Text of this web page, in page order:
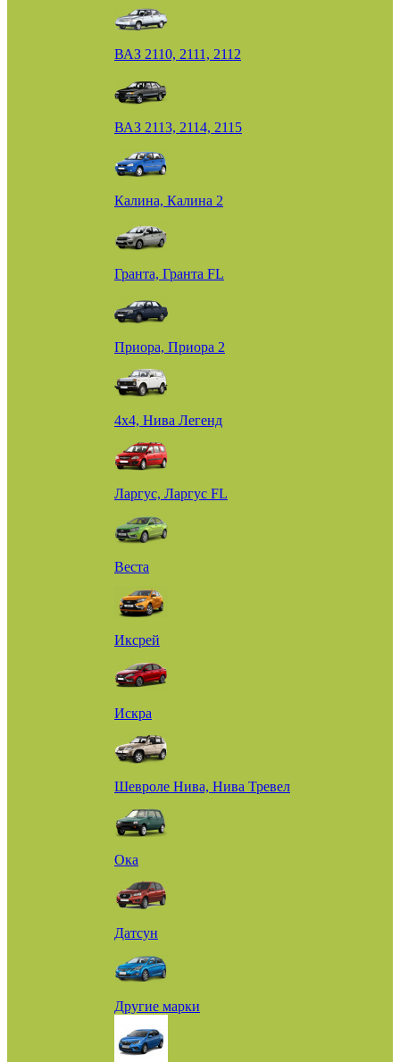
ВАЗ 2110, 2111, 2112
ВАЗ 2113, 2114, 2115
Калина, Калина 2
Гранта, Гранта FL
Приора, Приора 2
4х4, Нива Легенд
Ларгус, Ларгус FL
Веста
Иксрей
Искра
Шевроле Нива, Нива Тревел
Ока
Датсун
Другие марки